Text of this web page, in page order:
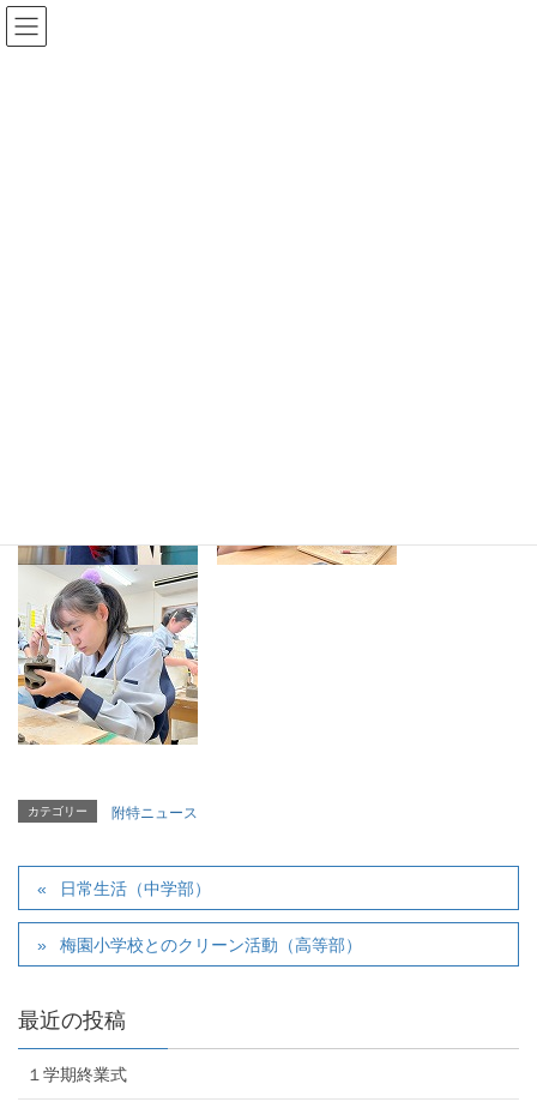
カテゴリー 附特ニュース
日常生活（中学部）
梅園小学校とのクリーン活動（高等部）
最近の投稿
１学期終業式